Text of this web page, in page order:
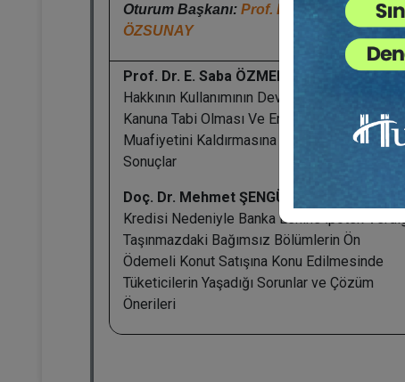
Oturum Başkanı: Prof. Dr. Ergun
ÖZSUNAY
Prof. Dr. E. Saba ÖZMEN:
Devre Mülk
Hakkının Kullanımının Devrinin 7464 Sayılı
Kanuna Tabi Olması Ve Emlak Vergisi
Muafiyetini Kaldırmasına Dayalı Garabet
Sonuçlar
Doç. Dr. Mehmet ŞENGÜL:
Kredisi Nedeniyle Banka Lehine İpotek Verdiği
Taşınmazdaki Bağımsız Bölümlerin Ön
Ödemeli Konut Satışına Konu Edilmesinde
Tüketicilerin Yaşadığı Sorunlar ve Çözüm
Önerileri